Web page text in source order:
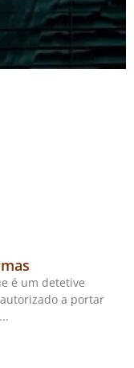
é um detetive
a portar